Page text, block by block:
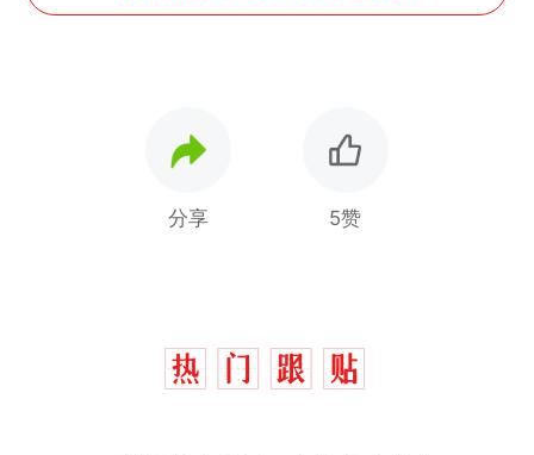
分享 5赞
热
那个在床头放菜刀的女孩，